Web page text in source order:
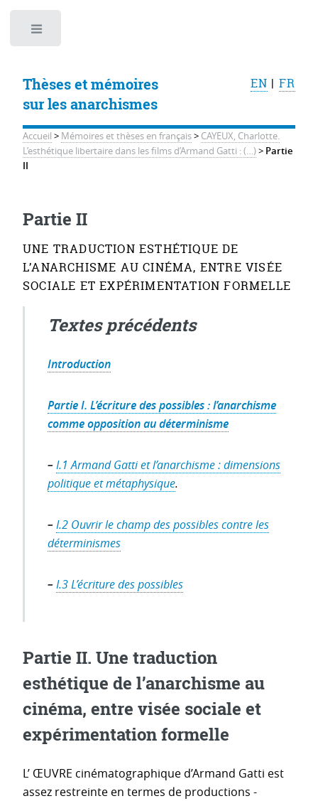
Thèses et mémoires
sur les anarchismes
EN | FR
Accueil > Mémoires et thèses en français> CAYEUX, Charlotte.
L’esthétique libertaire dans les films d’Armand Gatti : (…)> Partie
II
Partie II
UNE TRADUCTION ESTHÉTIQUE DE
L’ANARCHISME AU CINÉMA, ENTRE VISÉE
SOCIALE ET EXPÉRIMENTATION FORMELLE
Textes précédents
Introduction
Partie I. L’écriture des possibles : l’anarchisme
comme opposition au déterminisme
–I.1 Armand Gatti et l’anarchisme : dimensions
politique et métaphysique.
–I.2 Ouvrir le champ des possibles contre les
déterminismes
–I.3 L’écriture des possibles
Partie II. Une traduction
esthétique de l’anarchisme au
cinéma, entre visée sociale et
expérimentation formelle
L’ ŒUVRE cinématographique d’Armand Gatti est
assez restreinte en termes de productions -